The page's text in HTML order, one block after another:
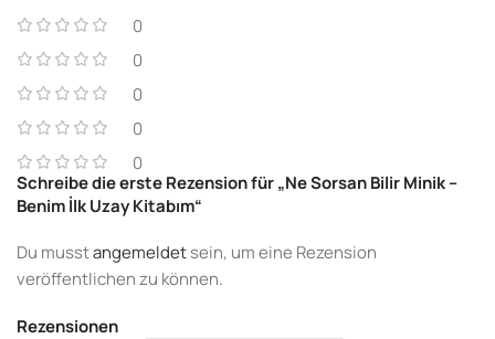
0
0
0
0
0
Rezensionen
Schreibe die erste Rezension für „Ne Sorsan Bilir Minik –
Benim İlk Uzay Kitabım“
Du musstangemeldetsein, um eine Rezension
veröffentlichen zu können.